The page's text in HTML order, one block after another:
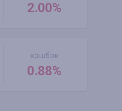
2.00%
кэшбэк
0.88%